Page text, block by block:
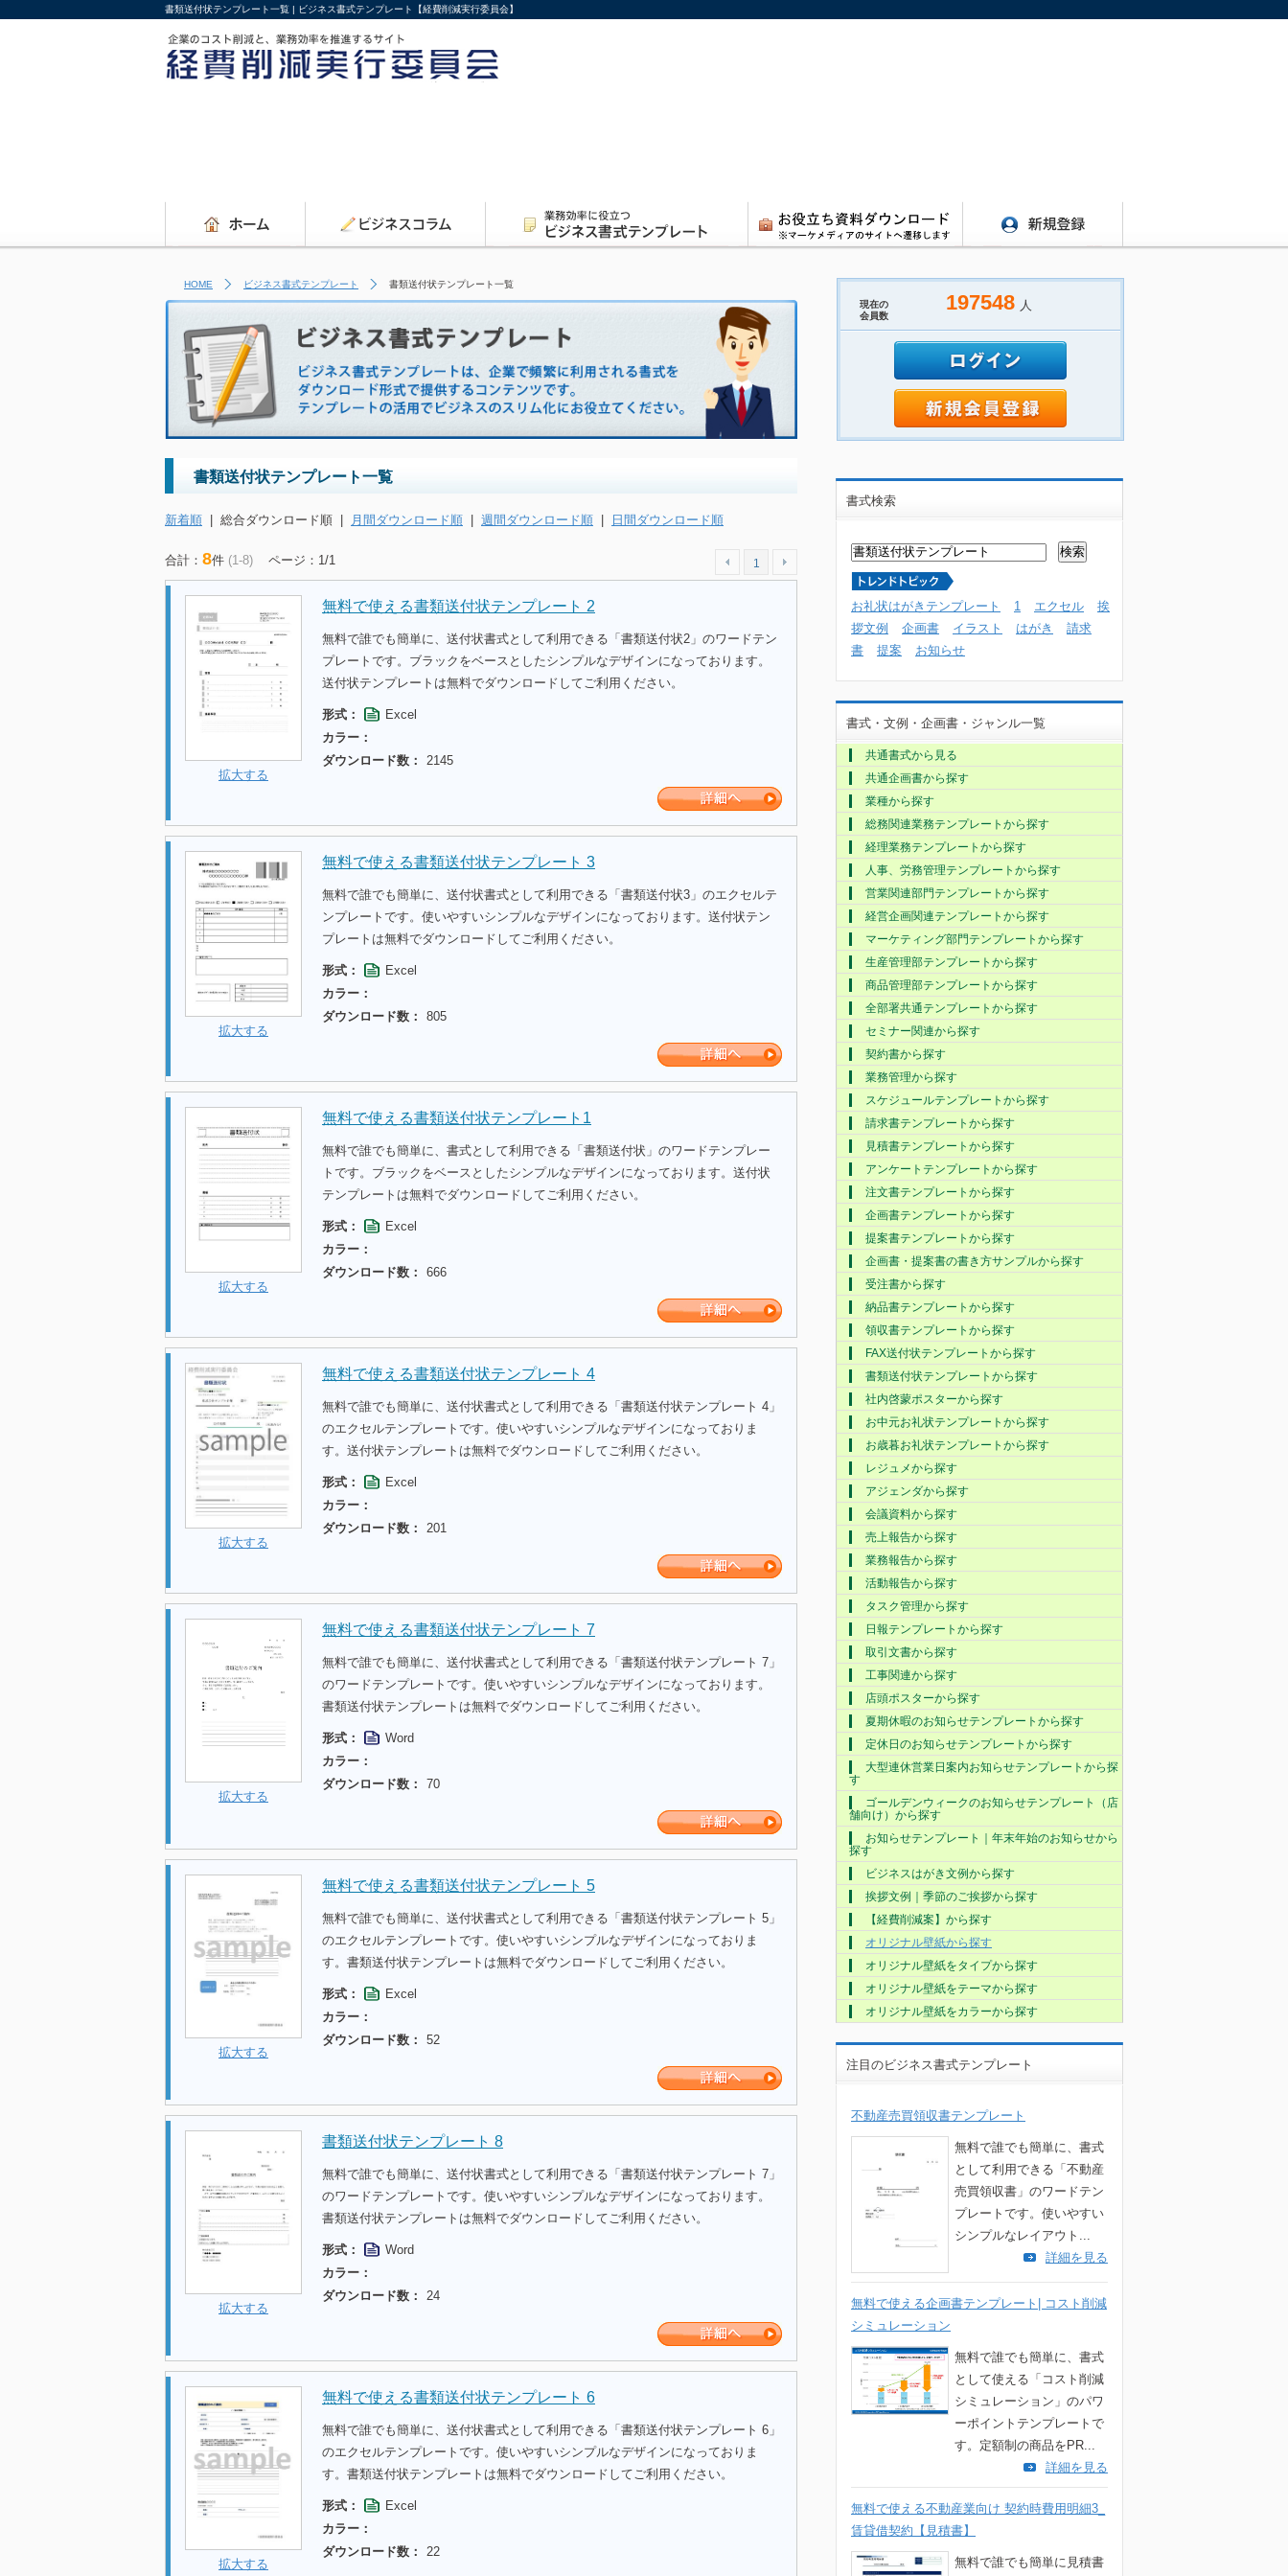
書類送付状テンプレート一覧 | ビジネス書式テンプレート【経費削減実行委員会】
HOME ビジネス書式テンプレート 書類送付状テンプレート一覧
書類送付状テンプレート一覧
新着順 | 総合ダウンロード順 | 月間ダウンロード順 | 週間ダウンロード順 | 日間ダウンロード順
合計： 8件 (1-8) ページ：1/1 1
拡大する
無料で使える書類送付状テンプレート 2
無料で誰でも簡単に、送付状書式として利用できる「書類送付状2」のワードテン
プレートです。ブラックをベースとしたシンプルなデザインになっております。
送付状テンプレートは無料でダウンロードしてご利用ください。
形式：
Excel
カラー：
ダウンロード数：
2145
拡大する
無料で使える書類送付状テンプレート 3
無料で誰でも簡単に、送付状書式として利用できる「書類送付状3」のエクセルテ
ンプレートです。使いやすいシンプルなデザインになっております。送付状テン
プレートは無料でダウンロードしてご利用ください。
形式：
Excel
カラー：
ダウンロード数：
805
拡大する
無料で使える書類送付状テンプレート1
無料で誰でも簡単に、書式として利用できる「書類送付状」のワードテンプレー
トです。ブラックをベースとしたシンプルなデザインになっております。送付状
テンプレートは無料でダウンロードしてご利用ください。
形式：
Excel
カラー：
ダウンロード数：
666
拡大する
無料で使える書類送付状テンプレート 4
無料で誰でも簡単に、送付状書式として利用できる「書類送付状テンプレート 4」
のエクセルテンプレートです。使いやすいシンプルなデザインになっておりま
す。送付状テンプレートは無料でダウンロードしてご利用ください。
形式：
Excel
カラー：
ダウンロード数：
201
拡大する
無料で使える書類送付状テンプレート 7
無料で誰でも簡単に、送付状書式として利用できる「書類送付状テンプレート 7」
のワードテンプレートです。使いやすいシンプルなデザインになっております。
書類送付状テンプレートは無料でダウンロードしてご利用ください。
形式：
Word
カラー：
ダウンロード数：
70
拡大する
無料で使える書類送付状テンプレート 5
無料で誰でも簡単に、送付状書式として利用できる「書類送付状テンプレート 5」
のエクセルテンプレートです。使いやすいシンプルなデザインになっておりま
す。書類送付状テンプレートは無料でダウンロードしてご利用ください。
形式：
Excel
カラー：
ダウンロード数：
52
拡大する
書類送付状テンプレート 8
無料で誰でも簡単に、送付状書式として利用できる「書類送付状テンプレート 7」
のワードテンプレートです。使いやすいシンプルなデザインになっております。
書類送付状テンプレートは無料でダウンロードしてご利用ください。
形式：
Word
カラー：
ダウンロード数：
24
拡大する
無料で使える書類送付状テンプレート 6
無料で誰でも簡単に、送付状書式として利用できる「書類送付状テンプレート 6」
のエクセルテンプレートです。使いやすいシンプルなデザインになっておりま
す。書類送付状テンプレートは無料でダウンロードしてご利用ください。
形式：
Excel
カラー：
ダウンロード数：
22
現在の
会員数
197548 人
書式検索
お礼状はがきテンプレート 1 エクセル
挨
拶文例
企画書 イラスト はがき
請求
書
提案 お知らせ
書式・文例・企画書・ジャンル一覧
共通書式から見る
共通企画書から探す
業種から探す
総務関連業務テンプレートから探す
経理業務テンプレートから探す
人事、労務管理テンプレートから探す
営業関連部門テンプレートから探す
経営企画関連テンプレートから探す
マーケティング部門テンプレートから探す
生産管理部テンプレートから探す
商品管理部テンプレートから探す
全部署共通テンプレートから探す
セミナー関連から探す
契約書から探す
業務管理から探す
スケジュールテンプレートから探す
請求書テンプレートから探す
見積書テンプレートから探す
アンケートテンプレートから探す
注文書テンプレートから探す
企画書テンプレートから探す
提案書テンプレートから探す
企画書・提案書の書き方サンプルから探す
受注書から探す
納品書テンプレートから探す
領収書テンプレートから探す
FAX送付状テンプレートから探す
書類送付状テンプレートから探す
社内啓蒙ポスターから探す
お中元お礼状テンプレートから探す
お歳暮お礼状テンプレートから探す
レジュメから探す
アジェンダから探す
会議資料から探す
売上報告から探す
業務報告から探す
活動報告から探す
タスク管理から探す
日報テンプレートから探す
取引文書から探す
工事関連から探す
店頭ポスターから探す
夏期休暇のお知らせテンプレートから探す
定休日のお知らせテンプレートから探す
大型連休営業日案内お知らせテンプレートから探
す
ゴールデンウィークのお知らせテンプレート（店
舗向け）から探す
お知らせテンプレート｜年末年始のお知らせから
探す
ビジネスはがき文例から探す
挨拶文例｜季節のご挨拶から探す
【経費削減案】から探す
オリジナル壁紙から探す
オリジナル壁紙をタイプから探す
オリジナル壁紙をテーマから探す
オリジナル壁紙をカラーから探す
注目のビジネス書式テンプレート
不動産売買領収書テンプレート
無料で誰でも簡単に、書式
として利用できる「不動産
売買領収書」のワードテン
プレートです。使いやすい
シンプルなレイアウト...
詳細を見る
無料で使える企画書テンプレート| コスト削減
シミュレーション
無料で誰でも簡単に、書式
として使える「コスト削減
シミュレーション」のパワ
ーポイントテンプレートで
す。定額制の商品をPR...
詳細を見る
無料で使える不動産業向け 契約時費用明細3_
賃貸借契約【見積書】
無料で誰でも簡単に見積書